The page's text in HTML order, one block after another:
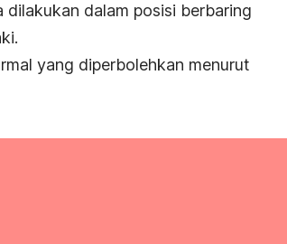
dilakukan dalam posisi berbaring
yang diperbolehkan menurut